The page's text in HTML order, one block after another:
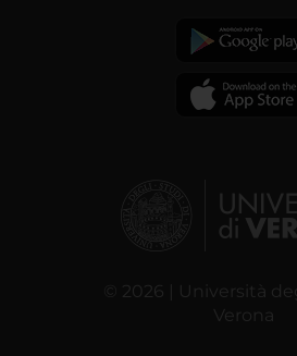
© 2026 | Università
Verona